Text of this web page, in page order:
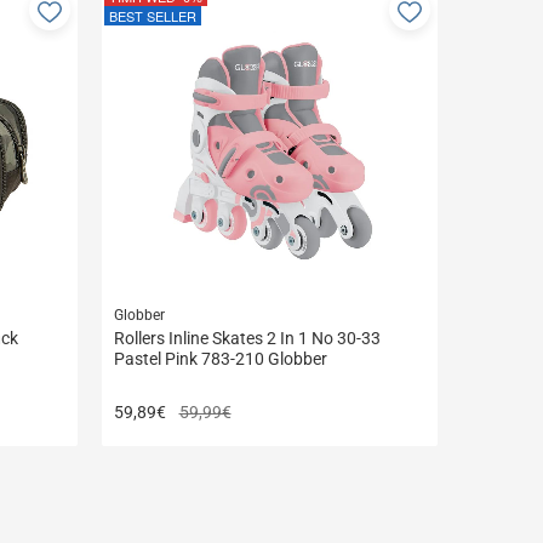
Προσθήκη
Globber
Rollers Inline Skates 2 In 1 No 30-33
Pastel Pink 783-210 Globber
59,89€ 59,99€
BEST SELLER
Προσθήκη